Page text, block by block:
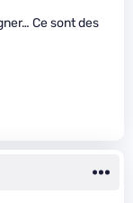
Ce sont des